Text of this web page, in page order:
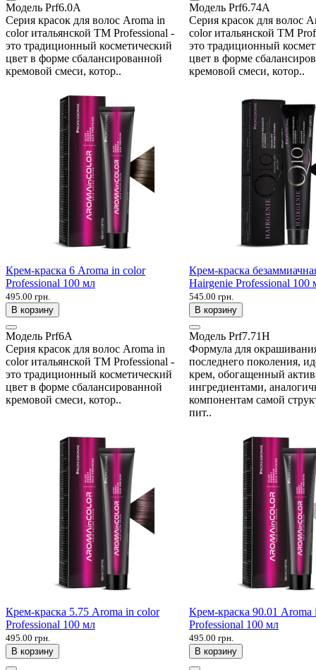
Модель Prf6.0A
Серия красок для волос Aroma in
color итальянской ТМ Professional -
это традиционный косметический
цвет в форме сбалансированной
кремовой смеси, котор..
Модель Prf6.74A
Серия красок для волос
color итальянской ТМ
это традиционный
цвет в форме
кремовой смеси, котор..
Крем-краска 6 Aroma in color
Professional 100 мл
495.00 грн.
В корзину
Модель Prf6A
Серия красок для волос Aroma in
color итальянской ТМ Professional -
это традиционный косметический
цвет в форме сбалансированной
кремовой смеси, котор..
Крем-краска
Hairgenie Professional 100
545.00 грн.
В корзину
Модель Prf7.71H
Формула для
последнего поколения,
крем, обогащенный
ингредиентами,
компонентам самой
пит..
Крем-краска 5.75 Aroma in color
Professional 100 мл
495.00 грн.
В корзину
Крем-краска 90.01 Aroma
Professional 100 мл
495.00 грн.
В корзину